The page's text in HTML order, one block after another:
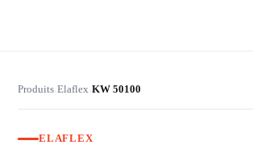
Produits›Elaflex›KW 50100
ELAFLEX